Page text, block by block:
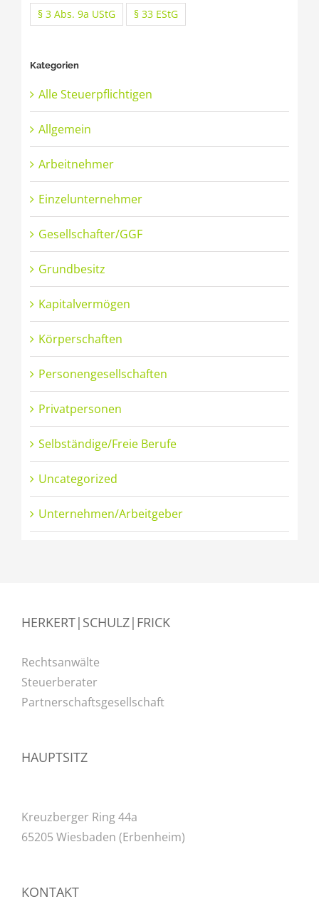
§ 3 Abs. 9a UStG
§ 33 EStG
Kategorien
Alle Steuerpflichtigen
Allgemein
Arbeitnehmer
Einzelunternehmer
Gesellschafter/GGF
Grundbesitz
Kapitalvermögen
Körperschaften
Personengesellschaften
Privatpersonen
Selbständige/Freie Berufe
Uncategorized
Unternehmen/Arbeitgeber
HERKERT|SCHULZ|FRICK
Rechtsanwälte
Steuerberater
Partnerschaftsgesellschaft
HAUPTSITZ
Kreuzberger Ring 44a
65205 Wiesbaden (Erbenheim)
KONTAKT